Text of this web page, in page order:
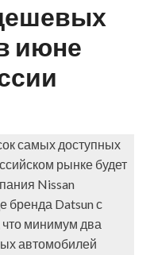
июне
самых доступных
рынке будет
Nissan
бренда Datsun с
что минимум два
автомобилей